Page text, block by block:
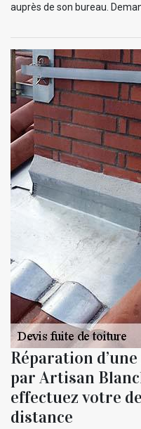
auprès de son bureau.
Réparation
par Artisan
effectuez votre
distance